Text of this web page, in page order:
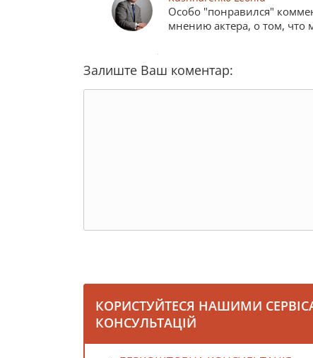
Особо "понравился"
мнению актера, о том, что
Залиште Ваш коментар:
КОРИСТУЙТЕСЯ НАШИМИ
КОНСУЛЬТАЦІЙ